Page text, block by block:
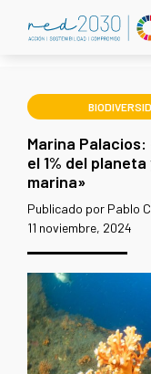
Marina
el 1% del
marina»
Publicado por Pablo
11 noviembre, 2024